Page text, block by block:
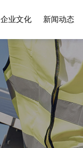
企业文化 新闻动态